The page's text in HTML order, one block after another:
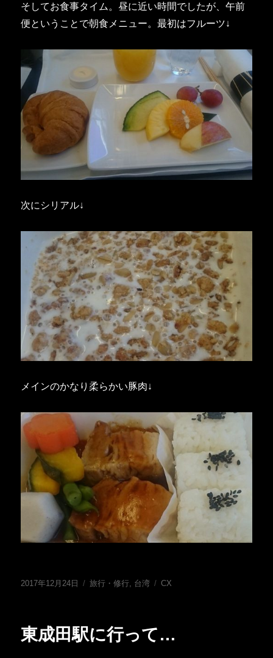
そしてお食事タイム。昼に近い時間でしたが、午前
便ということで朝食メニュー。最初はフルーツ↓
次にシリアル↓
メインのかなり柔らかい豚肉↓
投
2017年12月24日
カ
ー
旅行・修行, 台湾
タ
CX
東成田駅に行って…